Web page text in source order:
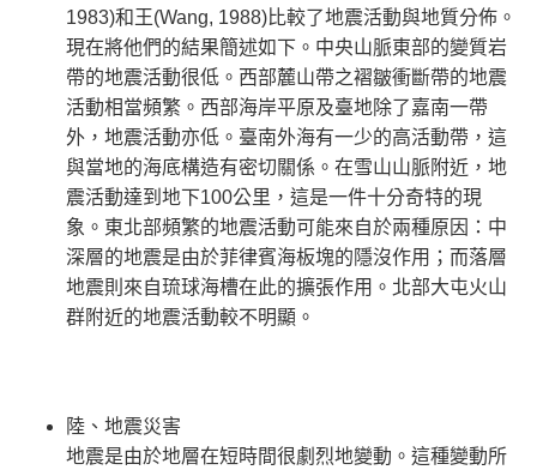
1983)和王(Wang, 1988)比較了地震活動與地質分佈。
現在將他們的結果簡述如下。中央山脈東部的變質岩
帶的地震活動很低。西部麓山帶之褶皺衝斷帶的地震
活動相當頻繁。西部海岸平原及臺地除了嘉南一帶
外，地震活動亦低。臺南外海有一少的高活動帶，這
與當地的海底構造有密切關係。在雪山山脈附近，地
震活動達到地下100公里，這是一件十分奇特的現
象。東北部頻繁的地震活動可能來自於兩種原因：中
深層的地震是由於菲律賓海板塊的隱沒作用；而落層
地震則來自琉球海槽在此的擴張作用。北部大屯火山
群附近的地震活動較不明顯。
陸、地震災害
地震是由於地層在短時間很劇烈地變動。這種變動所